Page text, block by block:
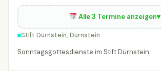
Alle 3 Termine anzeigen▾
Stift Dürnstein, Dürnstein
Sonntagsgottesdienste im Stift Dürnstein